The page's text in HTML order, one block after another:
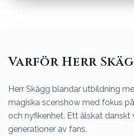
Varför Herr
Herr Skägg blandar utbildning
magiska scenshow med fokus
och nyfikenhet. Ett älskat danskt
generationer av fans.